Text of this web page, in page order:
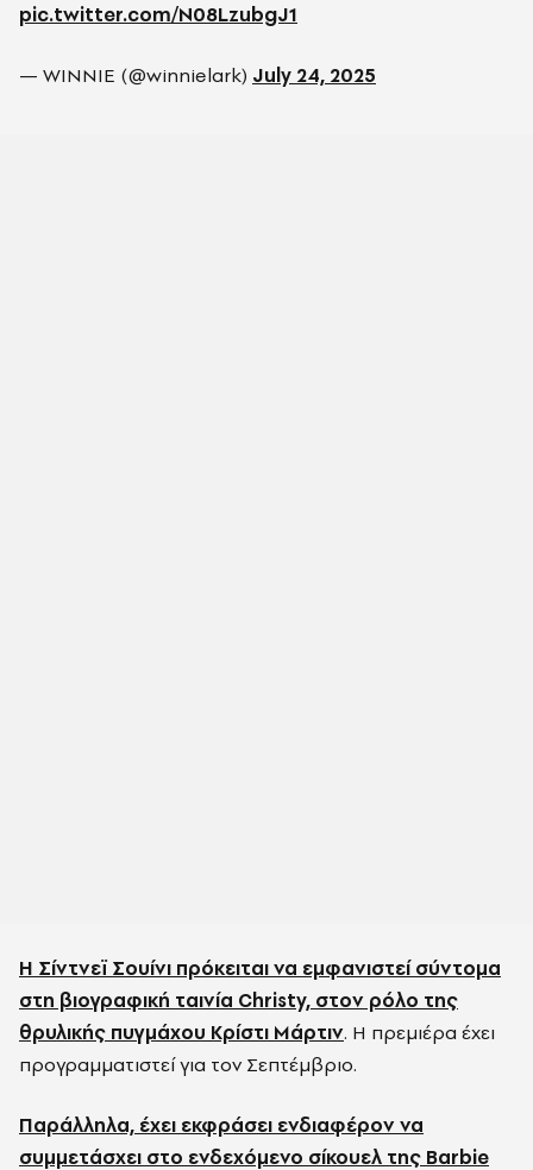
pic.twitter.com/N08LzubgJ1
— WINNIE (@winnielark) July 24, 2025
Η Σίντνεϊ Σουίνι πρόκειται να εμφανιστεί σύντομα
στη βιογραφική ταινία Christy, στον ρόλο της
θρυλικής πυγμάχου Κρίστι Μάρτιν. Η πρεμιέρα έχει
προγραμματιστεί για τον Σεπτέμβριο.
Παράλληλα, έχει εκφράσει ενδιαφέρον να
συμμετάσχει στο ενδεχόμενο σίκουελ της Barbie